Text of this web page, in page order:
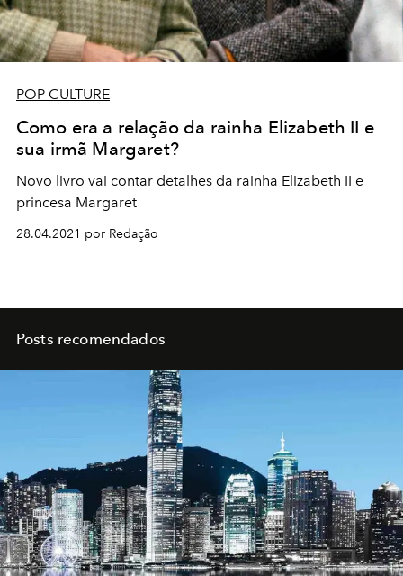
POP CULTURE
Como era a relação da rainha Elizabeth II e
sua irmã Margaret?
Novo livro vai contar detalhes da rainha Elizabeth II e
princesa Margaret
28.04.2021 por Redação
Posts recomendados